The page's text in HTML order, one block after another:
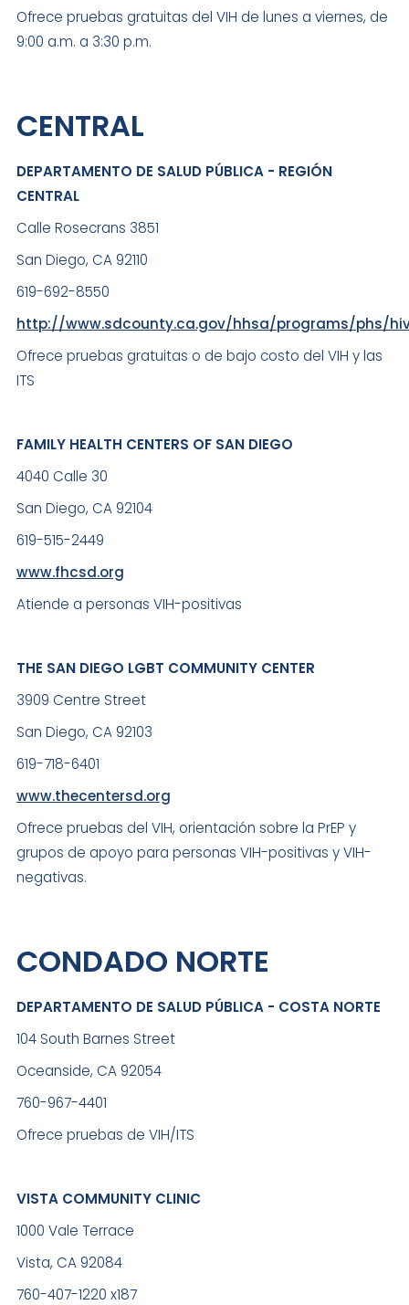
Ofrece pruebas gratuitas del VIH de lunes a viernes, de
9:00 a.m. a 3:30 p.m.
CENTRAL
DEPARTAMENTO DE SALUD PÚBLICA - REGIÓN
CENTRAL
Calle Rosecrans 3851
San Diego, CA 92110
619-692-8550
http://www.sdcounty.ca.gov/hhsa/programs/phs/
Ofrece pruebas gratuitas o de bajo costo del VIH y las
ITS
FAMILY HEALTH CENTERS OF SAN DIEGO
4040 Calle 30
San Diego, CA 92104
619-515-2449
www.fhcsd.org
Atiende a personas VIH-positivas
THE SAN DIEGO LGBT COMMUNITY CENTER
3909 Centre Street
San Diego, CA 92103
619-718-6401
www.thecentersd.org
Ofrece pruebas del VIH, orientación sobre la PrEP y
grupos de apoyo para personas VIH-positivas y VIH-
negativas.
CONDADO NORTE
DEPARTAMENTO DE SALUD PÚBLICA - COSTA NORTE
104 South Barnes Street
Oceanside, CA 92054
760-967-4401
Ofrece pruebas de VIH/ITS
VISTA COMMUNITY CLINIC
1000 Vale Terrace
Vista, CA 92084
760-407-1220 x187